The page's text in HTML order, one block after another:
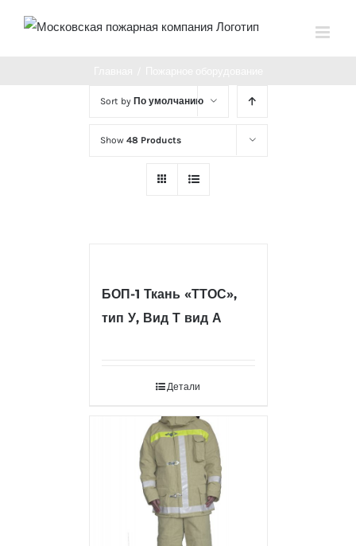
Sort by По умолчанию
Show 48 Products
БОП-1 Ткань «ТТОС»,
тип У, Вид Т вид А
Детали